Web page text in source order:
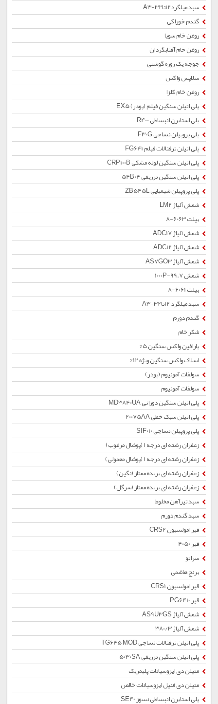
سبد میلگرد12تا32-A3
گندم خوراکی
روغن خام سویا
روغن خام آفتابگردان
جوجه یک روزه گوشتی
سلاپس واکس
روغن خام کلزا
پلی اتیلن سنگین فیلم (پودر) EX5
پلی استایرن انبساطی R400
پلی پروپیلن نساجی F30G
پلی اتیلن ترفتالات فیلم FG641
پلی اتیلن سنگین لوله مشکی CRP100B
پلی اتیلن سنگین تزریقی 54B04
پلی پروپیلن شیمیایی ZB545L
شمش آلیاژ LM2
بیلت 6063-8
شمش آلیاژ ADC17
شمش آلیاژ ADC12
شمش آلیاژ AS7GO3
شمش 1000P-99.7
بیلت 6061-8
سبد میلگرد 12تا32-A3
گندم دورم
شکر خام
پارافین واکس سنگین 5%
اسلاک واکس سنگین ویژه 12%
سولفات آمونیوم (پودر)
سولفات آمونیوم
پلی اتیلن سنگین دورانی MD3840UA
پلی اتیلن سبک خطی 20075AA
پلی پروپیلن نساجی SIF010
زعفران رشته ای درجه 1 (پوشال مرغوب)
زعفران رشته ای درجه 1 (پوشال معمولی)
زعفران رشته ای بریده ممتاز (نگین)
زعفران رشته ای بریده ممتاز (سرگل)
سبد تیرآهن مخلوط
سبد گندم دورم
قیر امولسیون CRS2
قیر 4050
سراتو
برنج هاشمی
قیر امولسیون CRS1
قیر PG6410
شمش آلیاژ AS9U3GS
شمش آلیاژ 380/3
پلی اتیلن ترفتالات نساجی TG645 MOD
پلی اتیلن سنگین تزریقی 5030SA
متیلن دی ایزوسیانات پلیمریک
متیلن دی فنیل ایزوسیانات خالص
پلی استایرن انبساطی نسوز SE40